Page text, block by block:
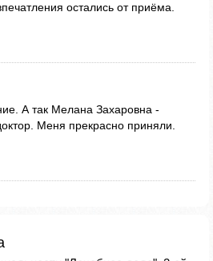
остались от приёма.
А так Мелана Захаровна -
Меня прекрасно приняли.